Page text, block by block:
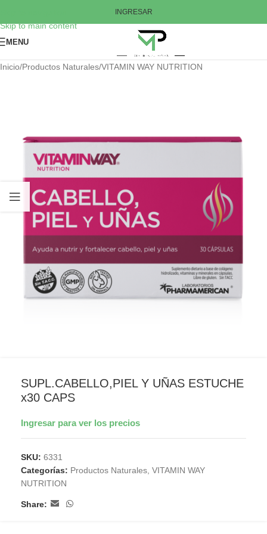
Skip to main content
INGRESAR
MENU
Inicio/Productos Naturales/VITAMIN WAY NUTRITION
SUPL.CABELLO,PIEL Y UÑAS ESTUCHE
x30 CAPS
Ingresar para ver los precios
SKU: 6331
Categorías: Productos Naturales VITAMIN WAY
NUTRITION
Share: